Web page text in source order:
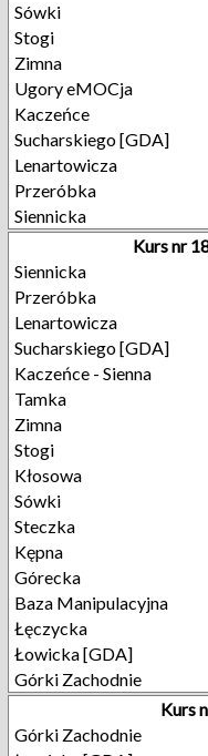
Sówki
Stogi
Zimna
Ugory eMOCja
Kaczeńce
Sucharskiego [GDA]
Lenartowicza
Przeróbka
Siennicka
Kurs nr
Siennicka
Przeróbka
Lenartowicza
Sucharskiego [GDA]
Kaczeńce - Sienna
Tamka
Zimna
Stogi
Kłosowa
Sówki
Steczka
Kępna
Górecka
Baza Manipulacyjna
Łęczycka
Łowicka [GDA]
Górki Zachodnie
Kurs
Górki Zachodnie